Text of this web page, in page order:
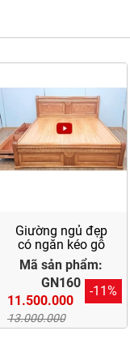
Giường ngủ đẹp
có ngăn kéo gỗ
đinh hương
Mã sản phẩm:
GN160
11.500.000
13.000.000
-11%